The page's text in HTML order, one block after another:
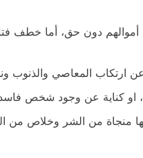
دون حق، أما خطف
ارتكاب المعاصي
او كناية عن وجود شخص
من الشر وخلاص من